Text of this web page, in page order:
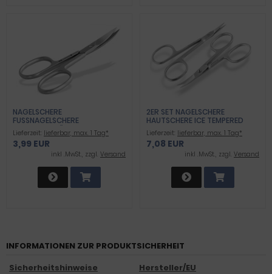
NAGELSCHERE
FUSSNAGELSCHERE P
ROFIQUALITÄT
Lieferzeit: lieferbar, max. 1 Tag*
3,99 EUR
inkl .MwSt., zzgl. Versand
2ER SET NAGELSCHERE
HAUTSCHERE ICE TEMPERED
STAINLESS STEEL
Lieferzeit: lieferbar, max. 1 Tag*
7,08 EUR
inkl .MwSt., zzgl. Versand
INFORMATIONEN ZUR PRODUKTSICHERHEIT
Sicherheitshinweise
Hersteller/EU